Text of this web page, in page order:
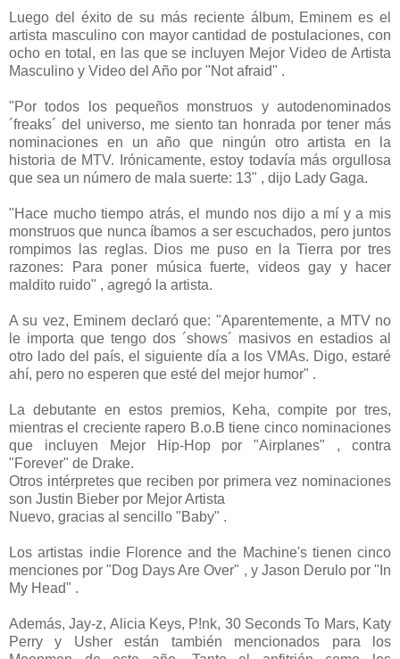
Luego del éxito de su más reciente álbum, Eminem es el
artista masculino con mayor cantidad de postulaciones, con
ocho en total, en las que se incluyen Mejor Video de Artista
Masculino y Video del Año por "Not afraid" .
"Por todos los pequeños monstruos y autodenominados
´freaks´ del universo, me siento tan honrada por tener más
nominaciones en un año que ningún otro artista en la
historia de MTV. Irónicamente, estoy todavía más orgullosa
que sea un número de mala suerte: 13" , dijo Lady Gaga.
"Hace mucho tiempo atrás, el mundo nos dijo a mí y a mis
monstruos que nunca íbamos a ser escuchados, pero juntos
rompimos las reglas. Dios me puso en la Tierra por tres
razones: Para poner música fuerte, videos gay y hacer
maldito ruido" , agregó la artista.
A su vez, Eminem declaró que: "Aparentemente, a MTV no
le importa que tengo dos ´shows´ masivos en estadios al
otro lado del país, el siguiente día a los VMAs. Digo, estaré
ahí, pero no esperen que esté del mejor humor" .
La debutante en estos premios, Keha, compite por tres,
mientras el creciente rapero B.o.B tiene cinco nominaciones
que incluyen Mejor Hip-Hop por "Airplanes" , contra
"Forever" de Drake.
Otros intérpretes que reciben por primera vez nominaciones
son Justin Bieber por Mejor Artista
Nuevo, gracias al sencillo "Baby" .
Los artistas indie Florence and the Machine's tienen cinco
menciones por "Dog Days Are Over" , y Jason Derulo por "In
My Head" .
Además, Jay-z, Alicia Keys, P!nk, 30 Seconds To Mars, Katy
Perry y Usher están también mencionados para los